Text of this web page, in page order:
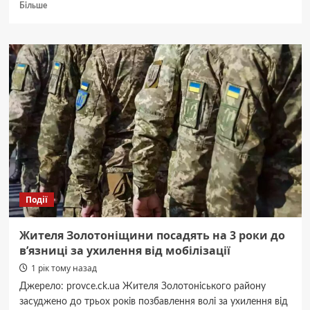
БільшеДокладніше
черкащанина,
який
збував
наркотики
на
території
міста
Події
Жителя Золотоніщини посадять на 3 роки до
в’язниці за ухилення від мобілізації
1 рік тому назад
Джерело: provce.ck.ua Жителя Золотоніського району
засуджено до трьох років позбавлення волі за ухилення від